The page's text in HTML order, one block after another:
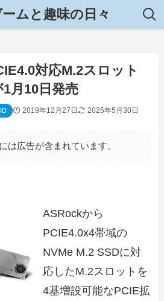
ムと趣味の日々
対応M.2スロット
月10日発売
2019年12月27日 2025年5月30日
は広告が含まれています。
ASRockから
PCIE4.0x4帯域の
NVMe M.2 SSDに対
応したM.2スロットを
4基増設可能なPCIE拡